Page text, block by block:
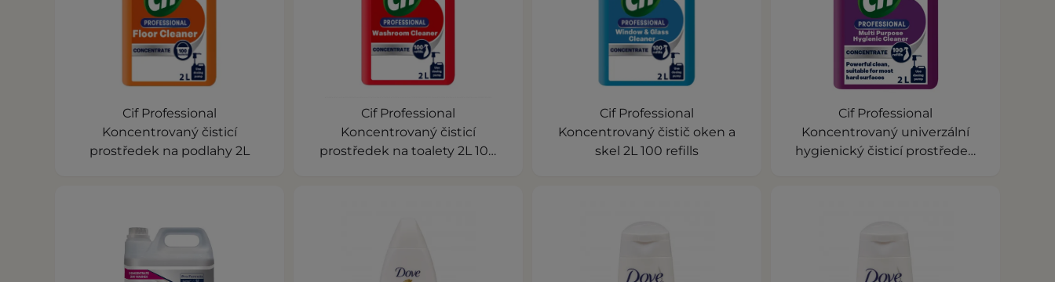
Cif Professional
Koncentrovaný čisticí
prostředek na podlahy 2L
Cif Professional
Koncentrovaný čisticí
prostředek na toalety 2L 100
Cif Professional
Koncentrovaný čistič oken a
skel 2L 100 refills
Cif Professional
Koncentrovaný univerzální
hygienický čisticí prostředek